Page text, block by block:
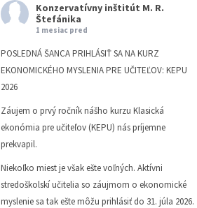
Konzervatívny inštitút M. R.
Štefánika
1 mesiac pred
POSLEDNÁ ŠANCA PRIHLÁSIŤ SA NA KURZ
EKONOMICKÉHO MYSLENIA PRE UČITEĽOV: KEPU
2026
Záujem o prvý ročník nášho kurzu Klasická
ekonómia pre učiteľov (KEPU) nás príjemne
prekvapil.
Niekoľko miest je však ešte voľných. Aktívni
stredoškolskí učitelia so záujmom o ekonomické
myslenie sa tak ešte môžu prihlásiť do 31. júla 2026.